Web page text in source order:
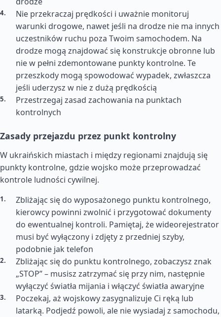
Nie przekraczaj prędkości i uważnie monitoruj
warunki drogowe, nawet jeśli na drodze nie ma innych
uczestników ruchu poza Twoim samochodem. Na
drodze mogą znajdować się konstrukcje obronne lub
nie w pełni zdemontowane punkty kontrolne. Te
przeszkody mogą spowodować wypadek, zwłaszcza
jeśli uderzysz w nie z dużą prędkością
Przestrzegaj zasad zachowania na punktach
kontrolnych
Zasady przejazdu przez punkt kontrolny
W ukraińskich miastach i między regionami znajdują się
punkty kontrolne, gdzie wojsko może przeprowadzać
kontrole ludności cywilnej.
Zbliżając się do wyposażonego punktu kontrolnego,
kierowcy powinni zwolnić i przygotować dokumenty
do ewentualnej kontroli. Pamiętaj, że wideorejestrator
musi być wyłączony i zdjęty z przedniej szyby,
podobnie jak telefon
Zbliżając się do punktu kontrolnego, zobaczysz znak
„STOP” – musisz zatrzymać się przy nim, następnie
wyłączyć światła mijania i włączyć światła awaryjne
Poczekaj, aż wojskowy zasygnalizuje Ci ręką lub
latarką. Podjedź powoli, ale nie wysiadaj z samochodu,